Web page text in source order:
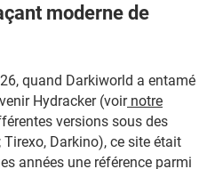
moderne de
quand Darkiworld a entamé
Hydracker (voirnotre
versions sous des
Darkino), ce site était
années une référence parmi